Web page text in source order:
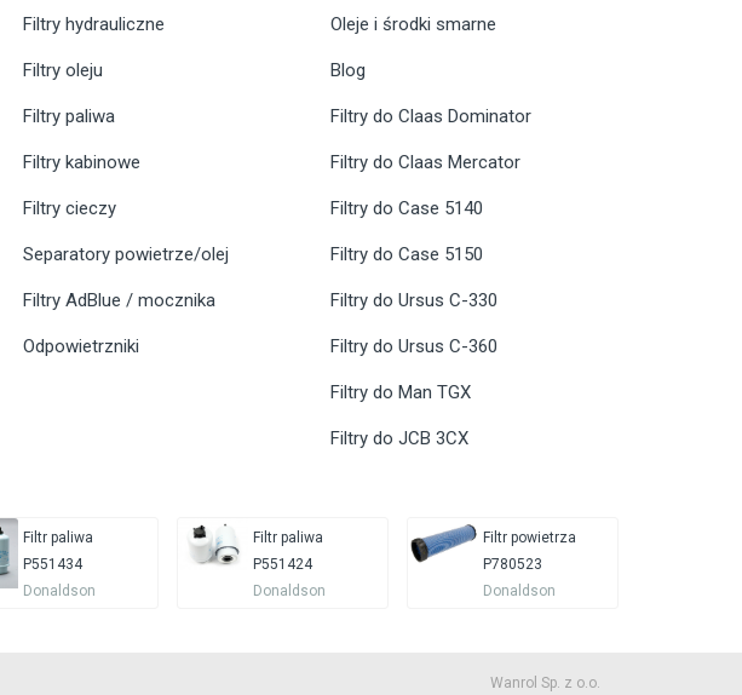
Filtry hydrauliczne
Filtry oleju
Filtry paliwa
Filtry kabinowe
Filtry cieczy
Separatory powietrze/olej
Filtry AdBlue / mocznika
Odpowietrzniki
Oleje i środki smarne
Blog
Filtry do Claas Dominator
Filtry do Claas Mercator
Filtry do Case 5140
Filtry do Case 5150
Filtry do Ursus C-330
Filtry do Ursus C-360
Filtry do Man TGX
Filtry do JCB 3CX
Filtr paliwa
P551434
Donaldson
Filtr paliwa
P551424
Donaldson
Filtr powietrza
P780523
Donaldson
Wanrol Sp. z o.o.